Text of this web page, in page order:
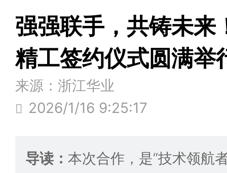
强强联手，共铸未来
精工签约仪式圆满举
来源：浙江华业
2026/1/16 9:25:17
导读： 本次合作，是“技术领航